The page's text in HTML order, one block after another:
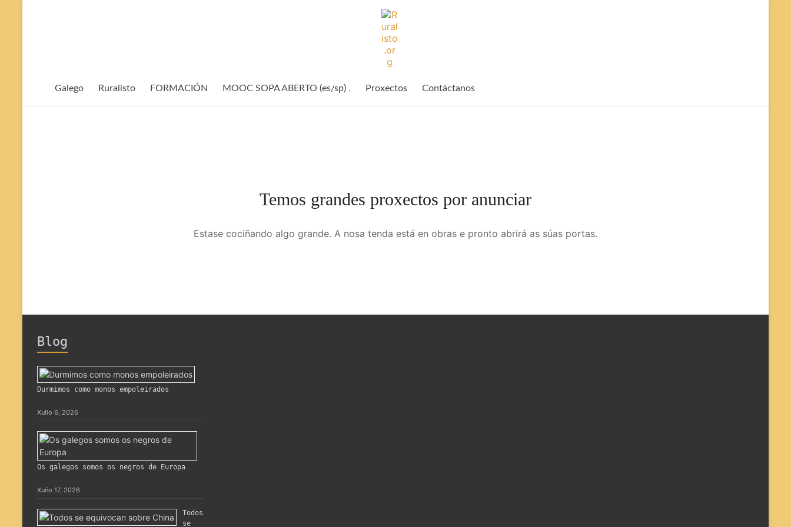
Ruralisto.org
rural
Galego Ruralisto FORMACIÓN MOOC SOPA ABERTO (es/sp) . Proxectos Contáctanos
Temos grandes proxectos por anunciar
Estase cociñando algo grande. A nosa tenda está en obras e pronto abrirá as súas portas.
Blog
Durmimos como monos empoleirados
Xullo 6, 2026
Os galegos somos os negros de Europa
Xuño 17, 2026
Todos
se